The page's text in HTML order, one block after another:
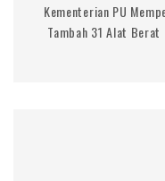
Kementerian PU
Tambah 31 Alat